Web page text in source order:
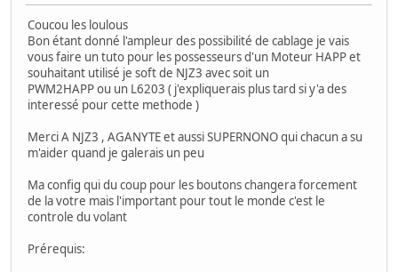
Coucou les loulous
Bon étant donné l'ampleur des possibilité de cablage je vais
vous faire un tuto pour les possesseurs d'un Moteur HAPP et
souhaitant utilisé je soft de NJZ3 avec soit un
PWM2HAPP ou un L6203 ( j'expliquerais plus tard si y'a des
interessé pour cette methode )
Merci A NJZ3 , AGANYTE et aussi SUPERNONO qui chacun a su
m'aider quand je galerais un peu
Ma config qui du coup pour les boutons changera forcement
de la votre mais l'important pour tout le monde c'est le
controle du volant
Prérequis: